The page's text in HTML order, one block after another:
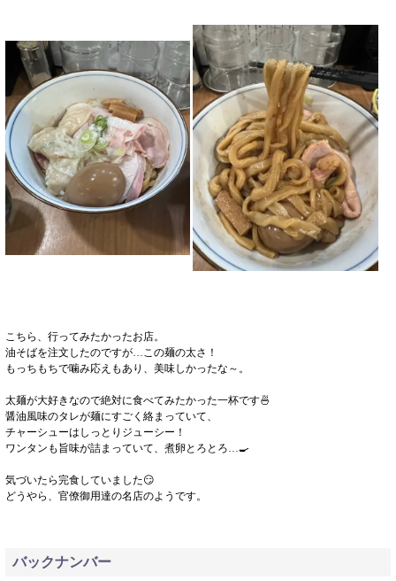
こちら、行ってみたかったお店。
油そばを注文したのですが…この麺の太さ！
もっちもちで噛み応えもあり、美味しかったな～。
太麺が大好きなので絶対に食べてみたかった一杯です🍜
醤油風味のタレが麺にすごく絡まっていて、
チャーシューはしっとりジューシー！
ワンタンも旨味が詰まっていて、煮卵とろとろ…🍳
気づいたら完食していました😏
どうやら、官僚御用達の名店のようです。
バックナンバー